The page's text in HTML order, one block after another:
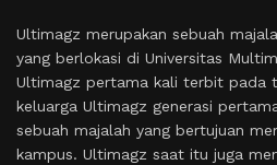
Ultimagz merupakan sebuah
yang berlokasi di Universitas
Ultimagz pertama kali terbit pada
keluarga Ultimagz generasi
sebuah majalah yang bertujuan
kampus. Ultimagz saat itu juga